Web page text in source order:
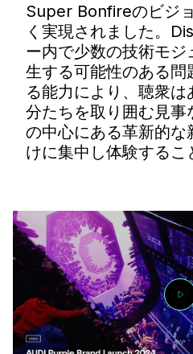
Super Bonfireのビジ
く実現されました。
ー内で少数の技術モ
生する可能性のある問
る能力により、聴衆は
分たちを取り囲む見事
の中心にある革新的
けに集中し体験するこ